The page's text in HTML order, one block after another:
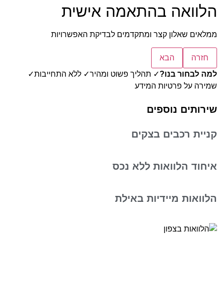
הלוואה בהתאמה אישית
ממלאים שאלון קצר ומתקדמים לבדיקת האפשרויות
חזרה
הבא
למה לבחור בנו?✓ תהליך פשוט ומהיר✓ ללא התחייבות✓
שמירה על פרטיות המידע
שירותים נוספים
קניית רכבים בצקים
איחוד הלוואות ללא נכס
הלוואות מיידיות באילת